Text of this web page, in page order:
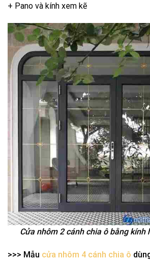
+ Pano và kính xem kẽ
Cửa nhôm 2 cánh chia ô bằng kính
>>> Mẫu cửa nhôm 4 cánh chia ô